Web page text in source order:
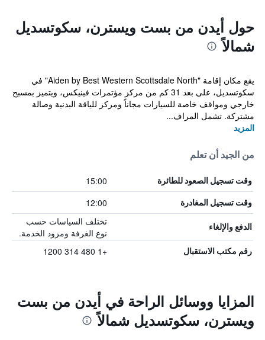
حول أيدن من بست ويسترن، سكوتسديل
شمالاً
يقع مكان إقامة "Aiden by Best Western Scottsdale North" في
سكوتسديل، على بعد 31 كم من مركز مؤتمرات فينيكس، ويتميز بمسبح
خارجي ومواقف خاصة للسيارات مجاناً ومركز للياقة البدنية وصالة
مشتركة. تشمل المراف...
المزيد
من الجيد أن تعلم
وقت تسجيل الصعود للطائرة 15:00
وقت تسجيل المغادرة 12:00
الدفع والإلغاء
تختلف السياسات حسب
نوع الغرفة ومزود الخدمة.
رقم مكتب الاستقبال +1 480 314 1200
المزايا ووسائل الراحة في أيدن من بست
ويسترن، سكوتسديل شمالاً